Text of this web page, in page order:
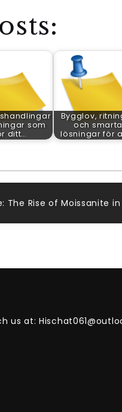
som
ditt…
Bygglov,
och smarta
lösningar för
The Rise of Moissanite
us at: